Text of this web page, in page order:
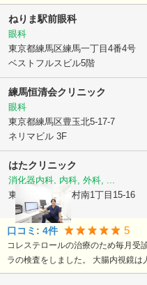
ねりま駅前眼科
眼科
東京都練馬区練馬一丁目4番4号
ベストフルスビル5階
練馬恒清会クリニック
眼科
東京都練馬区豊玉北5-17-7
ネリマビル 3F
はたクリニック
消化器内科, 内科, 外科, ...
東京都練馬区 中村南1丁目15-16
口コミ: 4件 5
コレステロールの治療のため毎月受
ラの検査をしました。 大腸内視鏡は